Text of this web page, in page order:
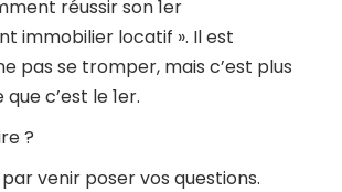
réussir son 1er
immobilier locatif ». Il est
pas se tromper, mais c’est plus
c’est le 1er.
?
venir poser vos questions.